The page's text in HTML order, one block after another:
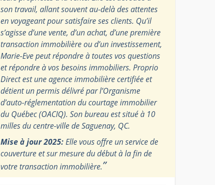
son travail, allant souvent au-delà des attentes
en voyageant pour satisfaire ses clients. Qu’il
s’agisse d’une vente, d’un achat, d’une première
transaction immobilière ou d’un investissement,
Marie-Eve peut répondre à toutes vos questions
et répondre à vos besoins immobiliers. Proprio
Direct est une agence immobilière certifiée et
détient un permis délivré par l’Organisme
d’auto-réglementation du courtage immobilier
du Québec (OACIQ). Son bureau est situé à 10
milles du centre-ville de Saguenay, QC.
Mise à jour 2025:Elle vous offre un service de
couverture et sur mesure du début à la fin de
votre transaction immobilière.”